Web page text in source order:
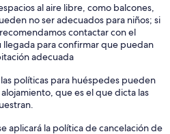
al aire libre, como balcones,
no ser adecuados para niños; si
contactar con el
llegada para confirmar que puedan
adecuada
políticas para huéspedes pueden
que es el que dicta las
aplicará la política de cancelación de